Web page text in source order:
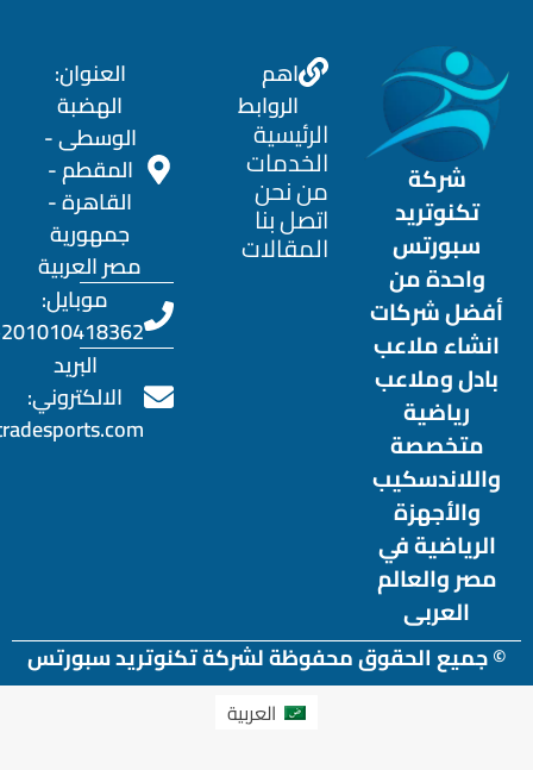
شركة
تكنوتريد
سبورتس
واحدة من
أفضل شركات
انشاء ملاعب
بادل وملاعب
رياضية
متخصصة
واللاندسكيب
والأجهزة
الرياضية في
مصر والعالم
العربى
اهم
الروابط
الرئيسية
الخدمات
من نحن
اتصل بنا
المقالات
العنوان:
الهضبة
الوسطى -
المقطم -
القاهرة -
جمهورية
مصر العربية
موبايل:
201010418362+
البريد
الالكتروني:
© جميع الحقوق محفوظة لشركة تكنوتريد سبورتس
العربية